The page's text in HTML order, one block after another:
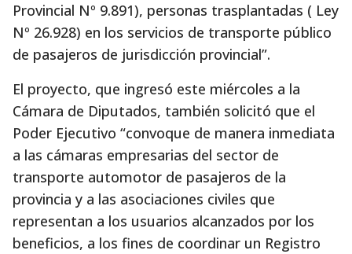
Provincial Nº 9.891), personas trasplantadas ( Ley
Nº 26.928) en los servicios de transporte público
de pasajeros de jurisdicción provincial”.
El proyecto, que ingresó este miércoles a la
Cámara de Diputados, también solicitó que el
Poder Ejecutivo “convoque de manera inmediata
a las cámaras empresarias del sector de
transporte automotor de pasajeros de la
provincia y a las asociaciones civiles que
representan a los usuarios alcanzados por los
beneficios, a los fines de coordinar un Registro